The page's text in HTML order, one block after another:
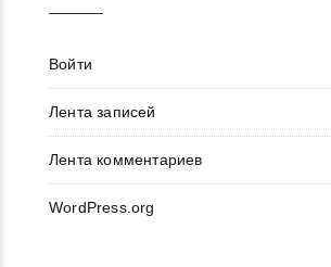
Войти
Лента записей
Лента комментариев
WordPress.org